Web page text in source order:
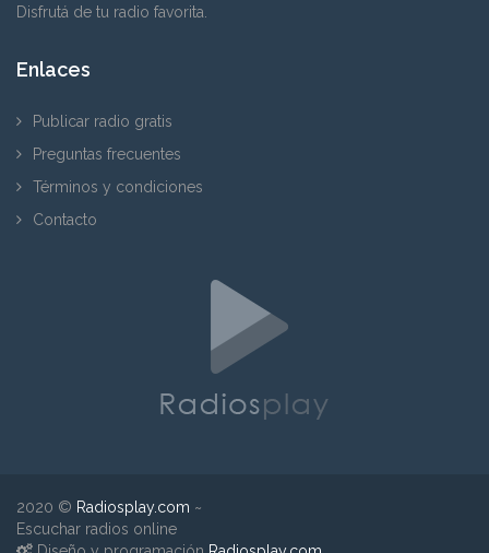
Disfrutá de tu radio favorita.
Enlaces
Publicar radio gratis
Preguntas frecuentes
Términos y condiciones
Contacto
2020 © Radiosplay.com ~
Escuchar radios online